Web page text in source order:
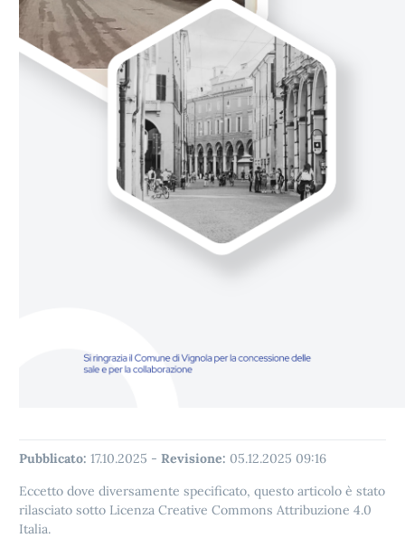
Pubblicato: 17.10.2025 - Revisione: 05.12.2025 09:16
Eccetto dove diversamente specificato, questo articolo è stato
rilasciato sotto Licenza Creative Commons Attribuzione 4.0
Italia.